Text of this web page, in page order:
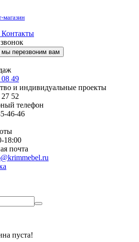
магазин
Контакты
перезвоним вам
49
и индивидуальные проекты
52
телефон
46-46
18:00
почта
пуста!